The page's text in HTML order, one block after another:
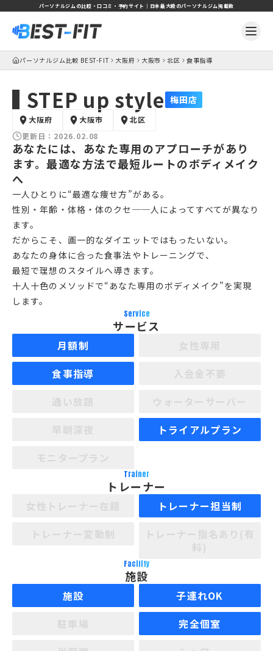
パーソナルジムの比較・口コミ・予約サイト｜日本最大級のパーソナルジム掲載数
パーソナルジム比較 BEST-FIT 大阪府 大阪市 北区 食事指導
STEP up style 梅田店
大阪府 大阪市
北区
更新日： 2026.02.08
あなたには、あなた専用のアプローチがあり
ます。最適な方法で最短ルートのボディメイク
へ
一人ひとりに“最適な痩せ方”がある。
性別・年齢・体格・体のクセ──人によってすべてが異なり
ます。
だからこそ、画一的なダイエットではもったいない。
あなたの身体に合った食事法やトレーニングで、
最短で理想のスタイルへ導きます。
十人十色のメソッドで“あなた専用のボディメイク”を実現
します。
Service
サービス
月額制
食事指導
トライアルプラン
Trainer
トレーナー
トレーナー担当制
Facility
施設
施設
子連れOK
完全個室